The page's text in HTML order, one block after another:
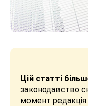
Цій статті
законодавство
момент редакція